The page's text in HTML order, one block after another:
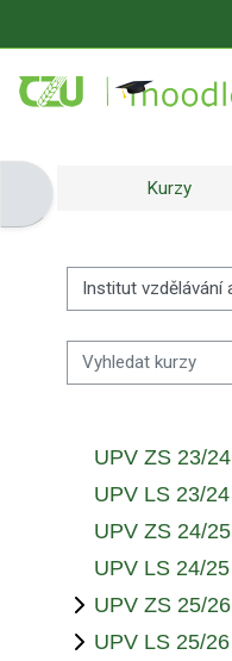
Otevřít panel blokuKurzy
Kategorie kurzů
Vyhledat kurzy
UPV ZS 23/24
UPV LS 23/24
UPV ZS 24/25
UPV LS 24/25
UPV ZS 25/26
UPV LS 25/26